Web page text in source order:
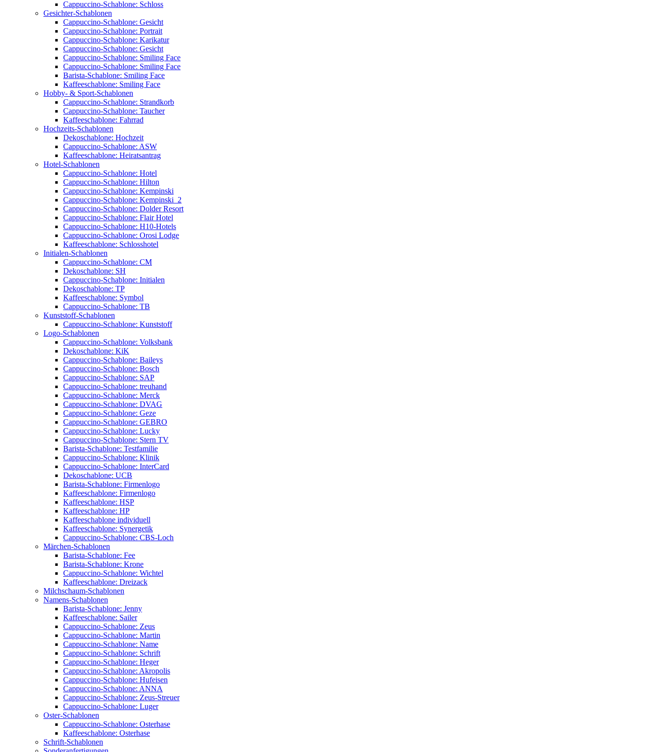
Cappuccino-Schablone: Schloss
Gesichter-Schablonen
Cappuccino-Schablone: Gesicht
Cappuccino-Schablone: Portrait
Cappuccino-Schablone: Karikatur
Cappuccino-Schablone: Gesicht
Cappuccino-Schablone: Smiling Face
Cappuccino-Schablone: Smiling Face
Barista-Schablone: Smiling Face
Kaffeeschablone: Smiling Face
Hobby- & Sport-Schablonen
Cappuccino-Schablone: Strandkorb
Cappuccino-Schablone: Taucher
Kaffeeschablone: Fahrrad
Hochzeits-Schablonen
Dekoschablone: Hochzeit
Cappuccino-Schablone: ASW
Kaffeeschablone: Heiratsantrag
Hotel-Schablonen
Cappuccino-Schablone: Hotel
Cappuccino-Schablone: Hilton
Cappuccino-Schablone: Kempinski
Cappuccino-Schablone: Kempinski_2
Cappuccino-Schablone: Dolder Resort
Cappuccino-Schablone: Flair Hotel
Cappuccino-Schablone: H10-Hotels
Cappuccino-Schablone: Orosi Lodge
Kaffeeschablone: Schlosshotel
Initialen-Schablonen
Cappuccino-Schablone: CM
Dekoschablone: SH
Cappuccino-Schablone: Initialen
Dekoschablone: TP
Kaffeeschablone: Symbol
Cappuccino-Schablone: TB
Kunststoff-Schablonen
Cappuccino-Schablone: Kunststoff
Logo-Schablonen
Cappuccino-Schablone: Volksbank
Dekoschablone: KiK
Cappuccino-Schablone: Baileys
Cappuccino-Schablone: Bosch
Cappuccino-Schablone: SAP
Cappuccino-Schablone: treuhand
Cappuccino-Schablone: Merck
Cappuccino-Schablone: DVAG
Cappuccino-Schablone: Geze
Cappuccino-Schablone: GEBRO
Cappuccino-Schablone: Lucky
Cappuccino-Schablone: Stern TV
Barista-Schablone: Testfamilie
Cappuccino-Schablone: Klinik
Cappuccino-Schablone: InterCard
Dekoschablone: UCB
Barista-Schablone: Firmenlogo
Kaffeeschablone: Firmenlogo
Kaffeeschablone: HSP
Kaffeeschablone: HP
Kaffeeschablone individuell
Kaffeeschablone: Synergetik
Cappuccino-Schablone: CBS-Loch
Märchen-Schablonen
Barista-Schablone: Fee
Barista-Schablone: Krone
Cappuccino-Schablone: Wichtel
Kaffeeschablone: Dreizack
Milchschaum-Schablonen
Namens-Schablonen
Barista-Schablone: Jenny
Kaffeeschablone: Sailer
Cappuccino-Schablone: Zeus
Cappuccino-Schablone: Martin
Cappuccino-Schablone: Name
Cappuccino-Schablone: Schrift
Cappuccino-Schablone: Heger
Cappuccino-Schablone: Akropolis
Cappuccino-Schablone: Hufeisen
Cappuccino-Schablone: ANNA
Cappuccino-Schablone: Zeus-Streuer
Cappuccino-Schablone: Luger
Oster-Schablonen
Cappuccino-Schablone: Osterhase
Kaffeeschablone: Osterhase
Schrift-Schablonen